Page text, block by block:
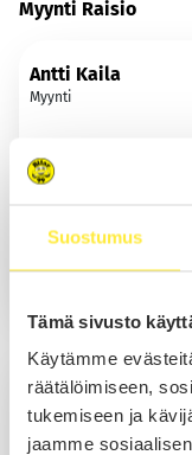
Suostumus
Tämä sivusto
Käytämme
räätälöimiseen,
tukemiseen ja
jaamme
Myynti Raisio
Antti Kaila
Myynti
Caius Manelius